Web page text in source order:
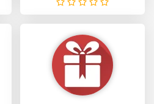
редактировать и